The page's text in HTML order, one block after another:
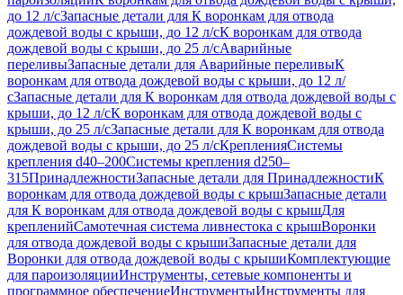
до 12 л/сЗапасные детали для К воронкам для отвода
дождевой воды с крыши, до 12 л/сК воронкам для отвода
дождевой воды с крыши, до 25 л/сАварийные
переливыЗапасные детали для Аварийные переливыК
воронкам для отвода дождевой воды с крыши, до 12 л/
сЗапасные детали для К воронкам для отвода дождевой воды с
крыши, до 12 л/сК воронкам для отвода дождевой воды с
крыши, до 25 л/сЗапасные детали для К воронкам для отвода
дождевой воды с крыши, до 25 л/сКрепленияСистемы
крепления d40–200Системы крепления d250–
315ПринадлежностиЗапасные детали для ПринадлежностиК
воронкам для отвода дождевой воды с крышЗапасные детали
для К воронкам для отвода дождевой воды с крышДля
крепленийСамотечная система ливнестока с крышВоронки
для отвода дождевой воды с крышиЗапасные детали для
Воронки для отвода дождевой воды с крышиКомплектующие
для пароизоляцииИнструменты, сетевые компоненты и
программное обеспечениеИнструментыИнструменты для